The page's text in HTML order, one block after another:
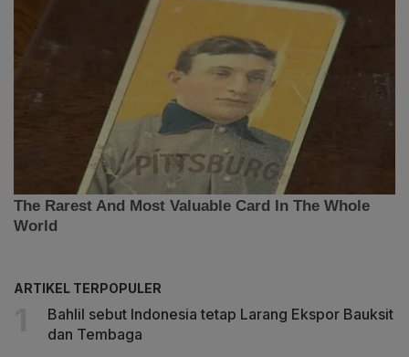
ARTIKEL TERPOPULER
Bahlil sebut Indonesia tetap Larang Ekspor Bauksit
dan Tembaga